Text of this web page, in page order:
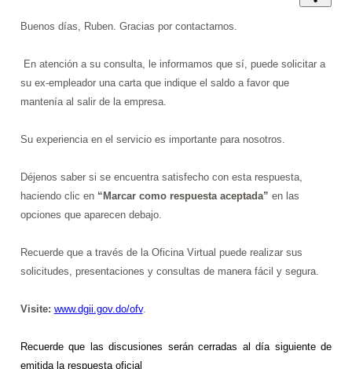
Buenos días, Ruben. Gracias por contactarnos.
En atención a su consulta, le informamos que sí, puede solicitar a
su ex-empleador una carta que indique el saldo a favor que
mantenía al salir de la empresa.
Su experiencia en el servicio es importante para nosotros.
Déjenos saber si se encuentra satisfecho con esta respuesta,
haciendo clic en “Marcar como respuesta aceptada” en las
opciones que aparecen debajo.
Recuerde que a través de la Oficina Virtual puede realizar sus
solicitudes, presentaciones y consultas de manera fácil y segura.
Visite: www.dgii.gov.do/ofv.
Recuerde que
las discusiones serán cerradas al día siguiente de
emitida la respuesta oficial